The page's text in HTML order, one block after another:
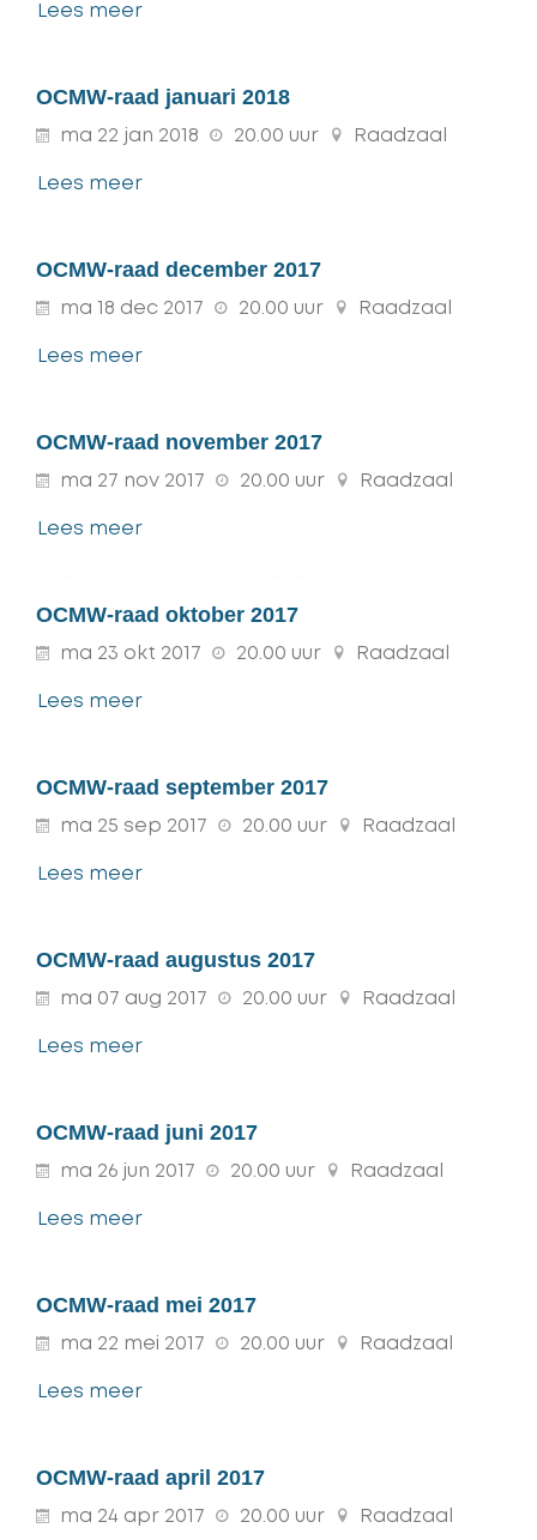
Lees meer
OCMW-raad januari 2018
ma 22 jan 2018 20.00 uur Raadzaal
Lees meer
OCMW-raad december 2017
ma 18 dec 2017 20.00 uur Raadzaal
Lees meer
OCMW-raad november 2017
ma 27 nov 2017 20.00 uur Raadzaal
Lees meer
OCMW-raad oktober 2017
ma 23 okt 2017 20.00 uur Raadzaal
Lees meer
OCMW-raad september 2017
ma 25 sep 2017 20.00 uur Raadzaal
Lees meer
OCMW-raad augustus 2017
ma 07 aug 2017 20.00 uur Raadzaal
Lees meer
OCMW-raad juni 2017
ma 26 jun 2017 20.00 uur Raadzaal
Lees meer
OCMW-raad mei 2017
ma 22 mei 2017 20.00 uur Raadzaal
Lees meer
OCMW-raad april 2017
ma 24 apr 2017 20.00 uur Raadzaal